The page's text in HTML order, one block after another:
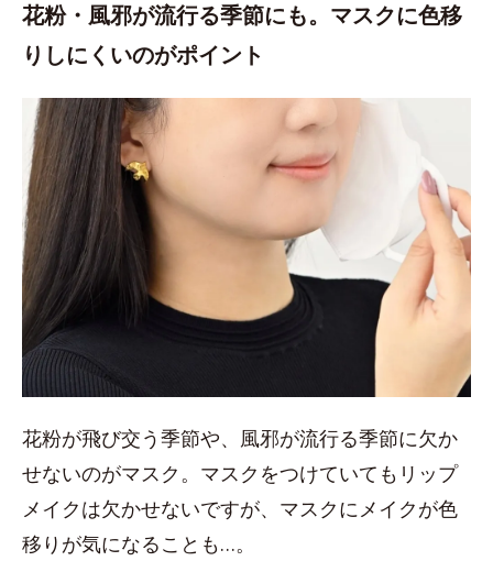
花粉・風邪が流行る季節にも。マスクに色移
りしにくいのがポイント
花粉が飛び交う季節や、風邪が流行る季節に欠か
せないのがマスク。マスクをつけていてもリップ
メイクは欠かせないですが、マスクにメイクが色
移りが気になることも…。